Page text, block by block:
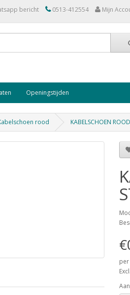
bericht 0513-412554 Mijn
Openingstijden
rood KABELSCHOEN